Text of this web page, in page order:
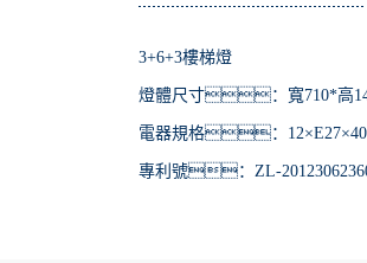
3+6+3樓梯燈
燈體尺寸：寬710*高
電器規格：
專利號：ZL-